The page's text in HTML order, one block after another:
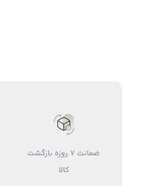
ضمانت 7 روزه بازگشت
کالا